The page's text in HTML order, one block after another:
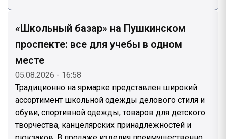
«Школьный базар» на Пушкинском
проспекте: все для учебы в одном
месте
05.08.2026 - 16:58
Традиционно на ярмарке представлен широкий
ассортимент школьной одежды делового стиля и
обуви, спортивной одежды, товаров для детского
творчества, канцелярских принадлежностей и